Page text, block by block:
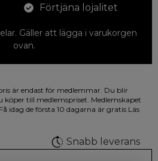
Förtjäna lojalitet
Gäller att lägga i varukorgen
ovan.
dina teckningar med. På
finns fjärilar i vilda fluorescerande
är endast för medlemmar. Du blir
till medlemspriset. Medlemskapet
idag de första 10 dagarna är gratis Läs
Snabb leverans